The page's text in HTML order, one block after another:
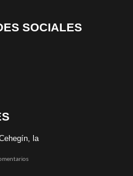
SOCIALES
la